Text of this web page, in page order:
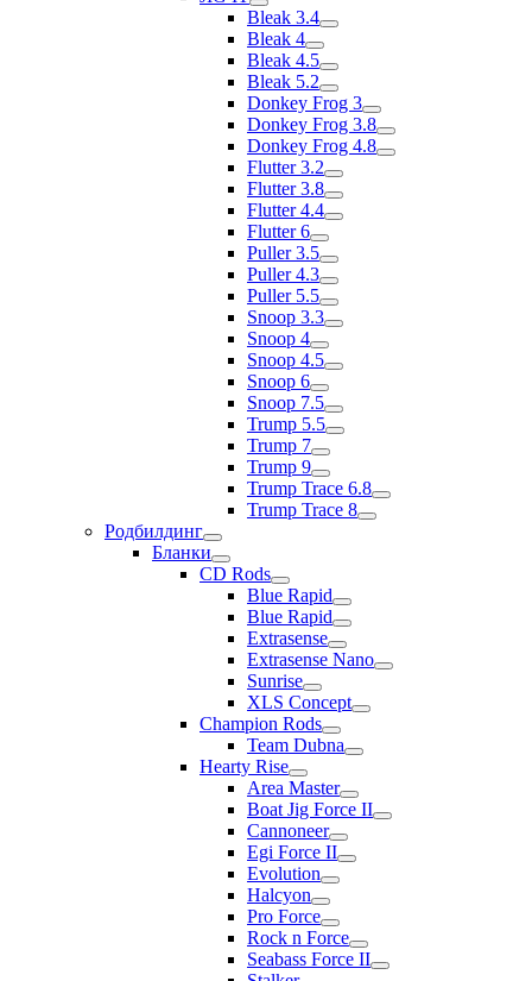
Bleak 3.4
Bleak 4
Bleak 4.5
Bleak 5.2
Donkey Frog 3
Donkey Frog 3.8
Donkey Frog 4.8
Flutter 3.2
Flutter 3.8
Flutter 4.4
Flutter 6
Puller 3.5
Puller 4.3
Puller 5.5
Snoop 3.3
Snoop 4
Snoop 4.5
Snoop 6
Snoop 7.5
Trump 5.5
Trump 7
Trump 9
Trump Trace 6.8
Trump Trace 8
Родбилдинг
Бланки
CD Rods
Blue Rapid
Blue Rapid
Extrasense
Extrasense Nano
Sunrise
XLS Concept
Champion Rods
Team Dubna
Hearty Rise
Area Master
Boat Jig Force II
Cannoneer
Egi Force II
Evolution
Halcyon
Pro Force
Rock n Force
Seabass Force II